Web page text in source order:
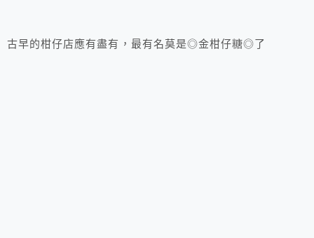
古早的柑仔店應有盡有，最有名莫是◎金柑仔糖◎了